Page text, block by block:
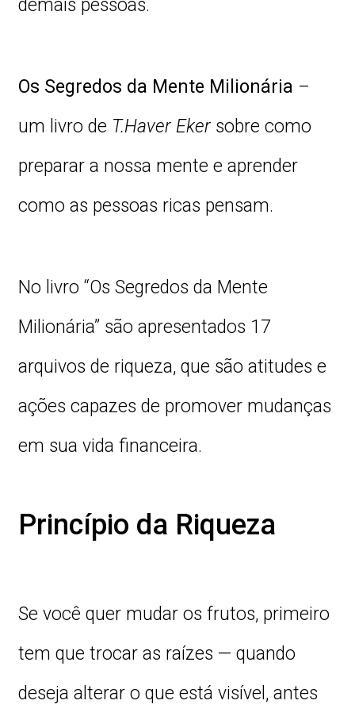
demais pessoas.
Os Segredos da Mente Milionária –
um livro de T.Haver Eker sobre como
preparar a nossa mente e aprender
como as pessoas ricas pensam.
No livro “Os Segredos da Mente
Milionária” são apresentados 17
arquivos de riqueza, que são atitudes e
ações capazes de promover mudanças
em sua vida financeira.
Princípio da Riqueza
Se você quer mudar os frutos, primeiro
tem que trocar as raízes — quando
deseja alterar o que está visível, antes